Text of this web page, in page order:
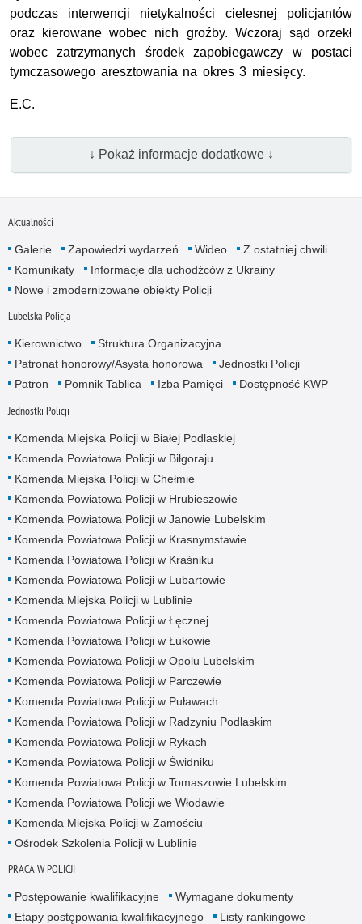
podczas interwencji nietykalności cielesnej policjantów
oraz kierowane wobec nich groźby. Wczoraj sąd orzekł
wobec zatrzymanych środek zapobiegawczy w postaci
tymczasowego aresztowania na okres 3 miesięcy.
E.C.
↓ Pokaż informacje dodatkowe ↓
Aktualności
Galerie Zapowiedzi wydarzeń Wideo
Z ostatniej chwili
Komunikaty
Informacje dla uchodźców z Ukrainy
Nowe i zmodernizowane obiekty Policji
Lubelska Policja
Kierownictwo
Struktura Organizacyjna
Patronat honorowy/Asysta honorowa
Jednostki Policji
Patron
Pomnik Tablica Izba Pamięci Dostępność KWP
Jednostki Policji
Komenda Miejska Policji w Białej Podlaskiej
Komenda Powiatowa Policji w Biłgoraju
Komenda Miejska Policji w Chełmie
Komenda Powiatowa Policji w Hrubieszowie
Komenda Powiatowa Policji w Janowie Lubelskim
Komenda Powiatowa Policji w Krasnymstawie
Komenda Powiatowa Policji w Kraśniku
Komenda Powiatowa Policji w Lubartowie
Komenda Miejska Policji w Lublinie
Komenda Powiatowa Policji w Łęcznej
Komenda Powiatowa Policji w Łukowie
Komenda Powiatowa Policji w Opolu Lubelskim
Komenda Powiatowa Policji w Parczewie
Komenda Powiatowa Policji w Puławach
Komenda Powiatowa Policji w Radzyniu Podlaskim
Komenda Powiatowa Policji w Rykach
Komenda Powiatowa Policji w Świdniku
Komenda Powiatowa Policji w Tomaszowie Lubelskim
Komenda Powiatowa Policji we Włodawie
Komenda Miejska Policji w Zamościu
Ośrodek Szkolenia Policji w Lublinie
PRACA W POLICJI
Postępowanie kwalifikacyjne
Wymagane dokumenty
Etapy postępowania kwalifikacyjnego
Listy rankingowe